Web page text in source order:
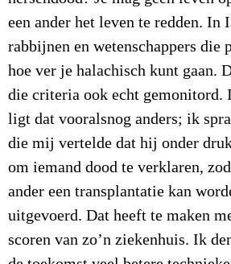
een ander het leven te redden. In
rabbijnen en wetenschappers die
hoe ver je halachisch kunt gaan.
die criteria ook echt gemonitord.
ligt dat vooralsnog anders; ik
die mij vertelde dat hij onder
om iemand dood te verklaren,
ander een transplantatie kan
uitgevoerd. Dat heeft te maken
scoren van zo’n ziekenhuis. Ik